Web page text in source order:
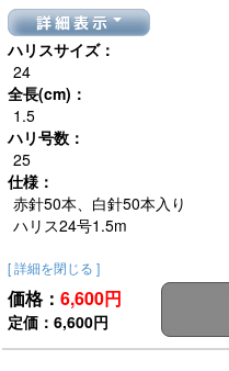
詳細表示
ハリスサイズ：
24
全長(cm)：
1.5
ハリ号数：
25
仕様：
赤針50本、白針50本入り
ハリス24号1.5m
[ 詳細を閉じる ]
価格： 6,600円
定価：6,600円